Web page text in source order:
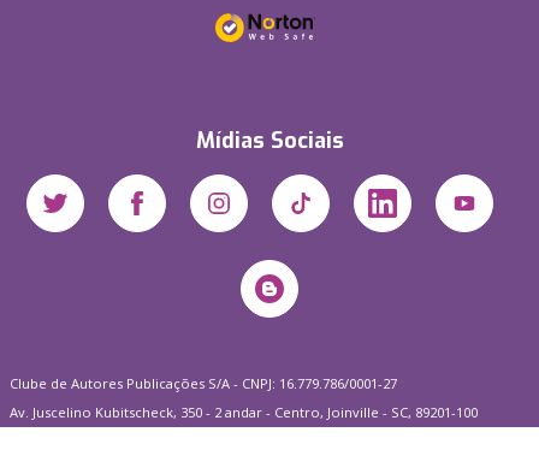
Mídias Sociais
Clube de Autores Publicações S/A - CNPJ: 16.779.786/0001-27
Av. Juscelino Kubitscheck, 350 - 2 andar - Centro, Joinville - SC, 89201-100